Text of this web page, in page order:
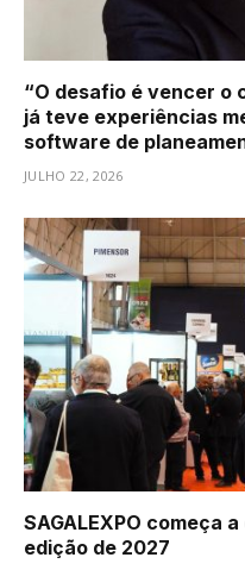
“O desafio é vencer o
já teve experiências
software de
JULHO 22, 2026
SAGALEXPO começa
edição de 2027